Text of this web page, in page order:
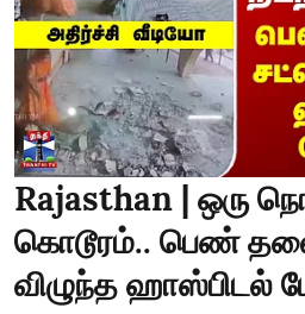
Rajasthan | ஒரு
கொடூரம்.. பெண்
விழுந்த ஹாஸ்பிடல்